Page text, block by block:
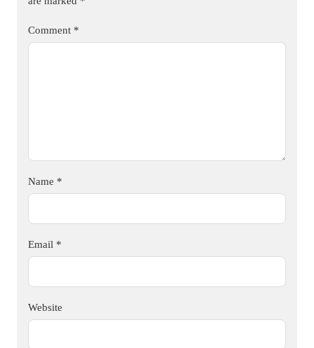
Comment *
Name *
Email *
Website